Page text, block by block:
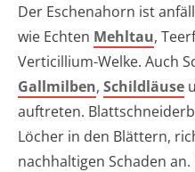
Der Eschenahorn ist
wie Echten Mehltau,
Verticillium-Welke. Auch
Gallmilben, Schildläuse
auftreten.
Löcher in den Blättern,
nachhaltigen Schaden